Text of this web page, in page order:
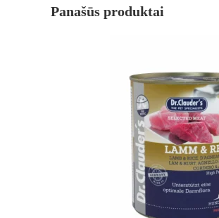
Panašūs produktai